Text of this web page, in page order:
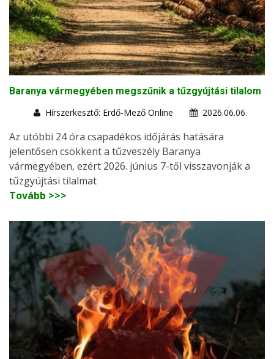
Baranya vármegyében megszűnik a tűzgyújtási tilalom
Hírszerkesztő: Erdő-Mező Online
2026.06.06.
Az utóbbi 24 óra csapadékos időjárás hatására
jelentősen csökkent a tűzveszély Baranya
vármegyében, ezért 2026. június 7-től visszavonják a
tűzgyújtási tilalmat
Tovább >>>